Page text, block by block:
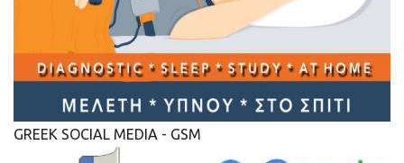
GREEK SOCIAL MEDIA - GSM